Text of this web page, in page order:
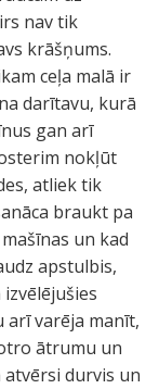
nav tik
krāšņums.
ceļa malā ir
darītavu, kurā
gan arī
nokļūt
atliek tik
braukt pa
un kad
apstulbis,
arī varēja manīt,
ātrumu un
durvis un